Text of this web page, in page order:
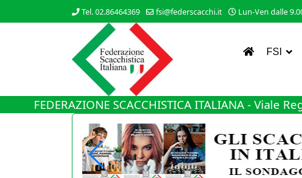
Tel. 02.86464369 fsi@federscacchi.it Lun-Ven dalle
FSI
FEDERAZIONE SCACCHISTICA ITALIANA - Viale